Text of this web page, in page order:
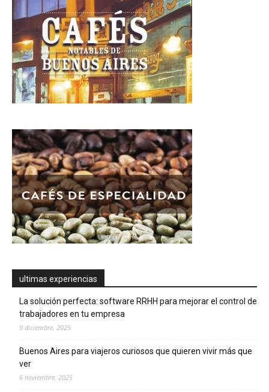
ultimas experiencias
La solución perfecta: software RRHH para mejorar el control de
trabajadores en tu empresa
9 diciembre, 2025
Buenos Aires para viajeros curiosos que quieren vivir más que
ver
6 noviembre, 2025